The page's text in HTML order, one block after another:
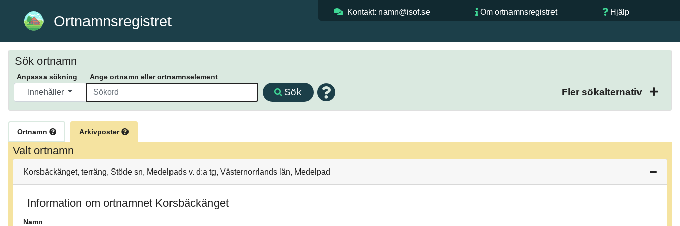
Ortnamnsregistret
Kontakt: namn@isof.se Om ortnamnsregistret Hjälp
Sök ortnamn
Anpassa sökning Ange ortnamn eller ortnamnselement
Innehåller Sök Fler sökalternativ
Ortnamn Arkivposter
Valt ortnamn
Korsbäckänget, terräng, Stöde sn, Medelpads v. d:a tg, Västernorrlands län, Medelpad
Information om ortnamnet Korsbäckänget
Namn